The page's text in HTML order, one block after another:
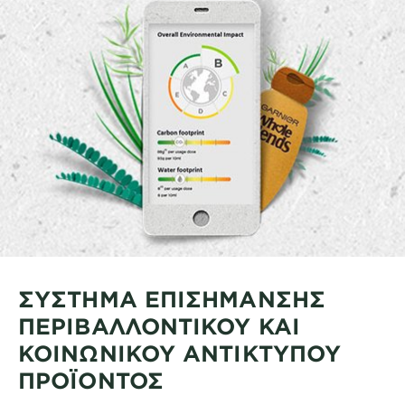
ΣΥΣΤΗΜΑ ΕΠΙΣΗΜΑΝΣΗΣ
ΠΕΡΙΒΑΛΛΟΝΤΙΚΟΥ ΚΑΙ
ΚΟΙΝΩΝΙΚΟΥ ΑΝΤΙΚΤΥΠΟΥ
ΠΡΟΪΟΝΤΟΣ